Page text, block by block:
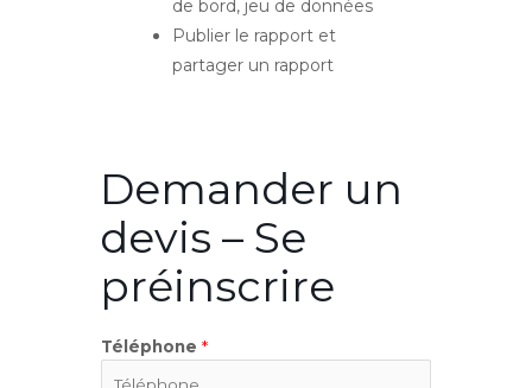
de bord, jeu de données
Publier le rapport et
partager un rapport
Demander un
devis – Se
préinscrire
Téléphone *